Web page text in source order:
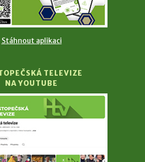
Stáhnout aplikaci
TELEVIZE
NA YOUTUBE